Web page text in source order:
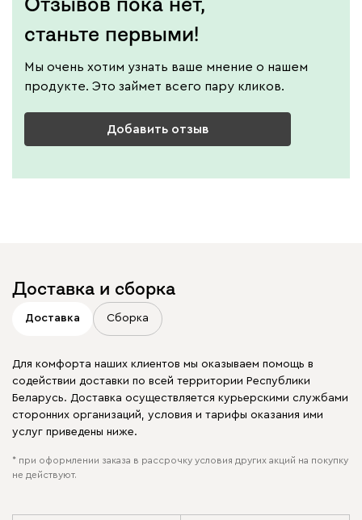
Отзывов пока нет,
станьте первыми!
Мы очень хотим узнать ваше мнение о нашем
продукте. Это займет всего пару кликов.
Добавить отзыв
Доставка и сборка
Доставка Сборка
Для комфорта наших клиентов мы оказываем помощь в
содействии доставки по всей территории Республики
Беларусь. Доставка осуществляется курьерскими службами
сторонних организаций, условия и тарифы оказания ими
услуг приведены ниже.
* при оформлении заказа в рассрочку условия других акций на покупку
не действуют.